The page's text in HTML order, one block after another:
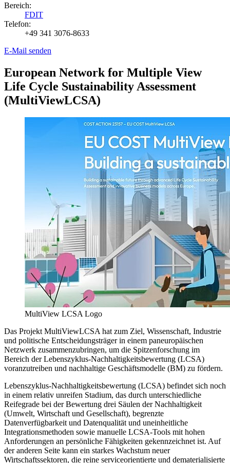
Bereich:
FDIT
Telefon:
+49 341 3076-8633
E-Mail senden
European Network for Multiple View
Life Cycle Sustainability Assessment
(MultiViewLCSA)
MultiView LCSA Logo
Das Projekt MultiViewLCSA hat zum Ziel, Wissenschaft, Industrie
und politische Entscheidungsträger in einem paneuropäischen
Netzwerk zusammenzubringen, um die Spitzenforschung im
Bereich der Lebenszyklus-Nachhaltigkeitsbewertung (LCSA)
voranzutreiben und nachhaltige Geschäftsmodelle (BM) zu fördern.
Lebenszyklus-Nachhaltigkeitsbewertung (LCSA) befindet sich noch
in einem relativ unreifen Stadium, das durch unterschiedliche
Reifegrade bei der Bewertung drei Säulen der Nachhaltigkeit
(Umwelt, Wirtschaft und Gesellschaft), begrenzte
Datenverfügbarkeit und Datenqualität und uneinheitliche
Integrationsmethoden sowie manuelle LCSA-Tools mit hohen
Anforderungen an persönliche Fähigkeiten gekennzeichnet ist. Auf
der anderen Seite kann ein starkes Wachstum neuer
Wirtschaftssektoren, die reine serviceorientierte und dematerialisierte